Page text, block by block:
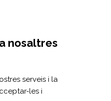
nosaltres
serveis i la
les i